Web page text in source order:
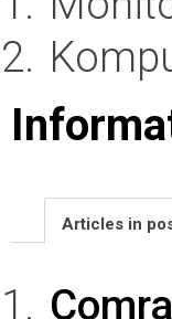
Articles in